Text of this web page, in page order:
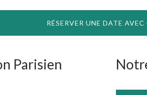
RÉSERVER UNE DATE AVEC
Parisien